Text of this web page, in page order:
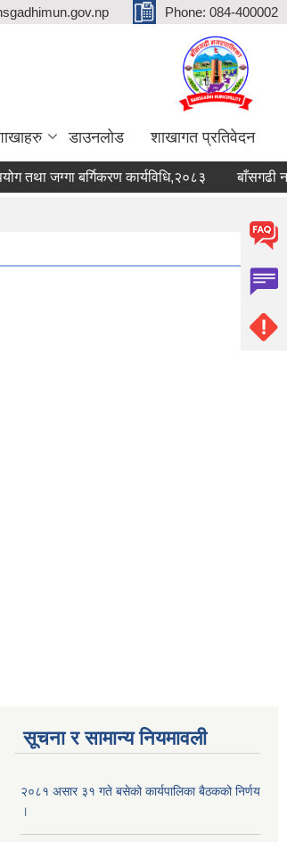
Phone: 084-400002
डाउनलोड शाखागत प्रतिवेदन
जग्गा बर्गिकरण कार्यविधि,२०८३ बाँसगढी
सूचना र सामान्य नियमावली
२०८१ असार ३१ गते बसेको कार्यपालिका बैठकको निर्णय
।